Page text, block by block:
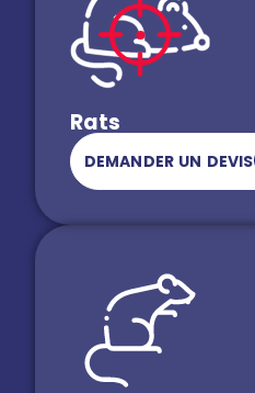
Rats
DEMANDER UN DEVIS